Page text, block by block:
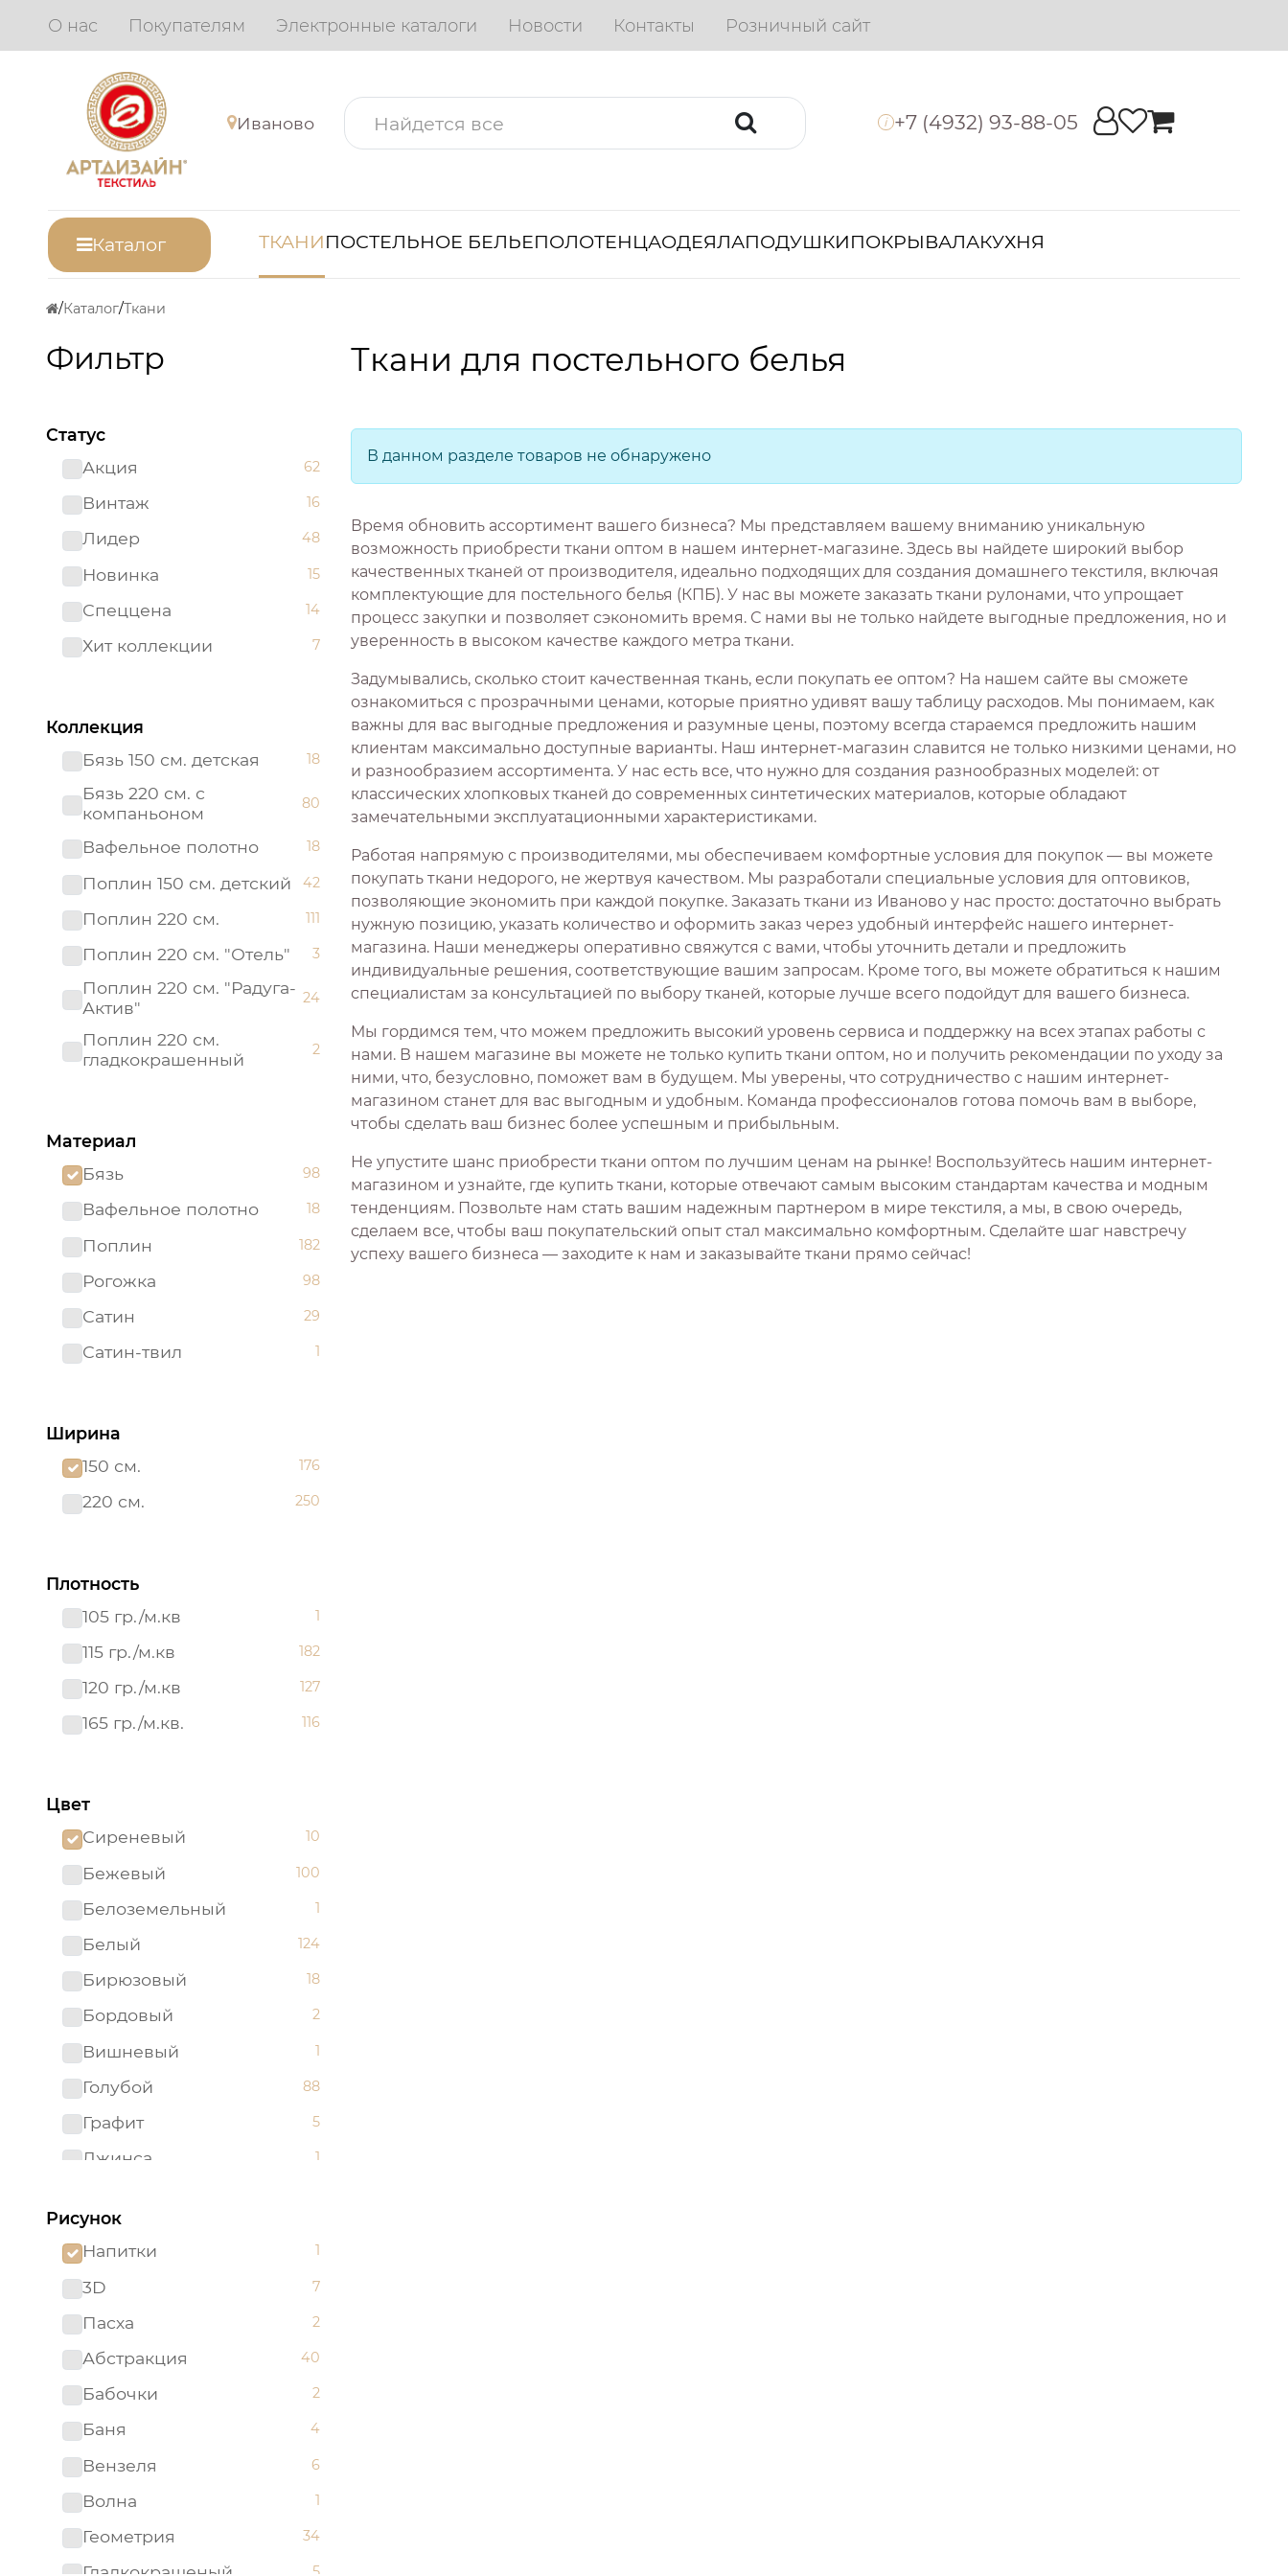
О нас Покупателям Электронные каталоги Новости Контакты Розничный сайт
Иваново i +7 (4932) 93-88-05
Каталог ТКАНИПОСТЕЛЬНОЕ БЕЛЬЕПОЛОТЕНЦАОДЕЯЛАПОДУШКИПОКРЫВАЛАКУХНЯ
Каталог Ткани
Фильтр
Статус
Акция
62
Винтаж 16
Лидер 48
Новинка 15
Спеццена 14
Хит коллекции 7
Коллекция
Бязь 150 см. детская
18
Бязь 220 см. с
компаньоном
80
Вафельное полотно 18
Поплин 150 см. детский 42
Поплин 220 см. 111
Поплин 220 см. "Отель" 3
Поплин 220 см. "Радуга-
Актив"
24
Поплин 220 см.
гладкокрашенный
2
Рогожка 150 см.
Сатин 220 см 19
Сатин 220 см.
гладкокрашенный
9
Сатин-твил 220 см 1
Материал
Бязь
98
Вафельное полотно 18
Поплин 182
Рогожка 98
Сатин 29
Сатин-твил 1
Ширина
150 см.
176
220 см. 250
Плотность
105 гр./м.кв
1
115 гр./м.кв 182
120 гр./м.кв 127
165 гр./м.кв. 116
Цвет
Сиреневый
10
Бежевый 100
Белоземельный 1
Белый 124
Бирюзовый 18
Бордовый 2
Вишневый 1
Голубой 88
Графит 5
Джинса 1
Зеленый
Золотистый
Золотой
Изумрудный
Капучино
Коричневый
Красный
Ментоловый
Мятный
Оливковый
Рисунок
Напитки
1
3D 7
Пасха 2
Абстракция 40
Бабочки 2
Баня 4
Вензеля 6
Волна 1
Геометрия 34
Гладкокрашеный 5
Ткани для постельного белья
В данном разделе товаров не обнаружено
Время обновить ассортимент вашего бизнеса? Мы представляем вашему вниманию уникальную
возможность приобрести ткани оптом в нашем интернет-магазине. Здесь вы найдете широкий выбор
качественных тканей от производителя, идеально подходящих для создания домашнего текстиля, включая
комплектующие для постельного белья (КПБ). У нас вы можете заказать ткани рулонами, что упрощает
процесс закупки и позволяет сэкономить время. С нами вы не только найдете выгодные предложения, но и
уверенность в высоком качестве каждого метра ткани.
Задумывались, сколько стоит качественная ткань, если покупать ее оптом? На нашем сайте вы сможете
ознакомиться с прозрачными ценами, которые приятно удивят вашу таблицу расходов. Мы понимаем, как
важны для вас выгодные предложения и разумные цены, поэтому всегда стараемся предложить нашим
клиентам максимально доступные варианты. Наш интернет-магазин славится не только низкими ценами, но
и разнообразием ассортимента. У нас есть все, что нужно для создания разнообразных моделей: от
классических хлопковых тканей до современных синтетических материалов, которые обладают
замечательными эксплуатационными характеристиками.
Работая напрямую с производителями, мы обеспечиваем комфортные условия для покупок — вы можете
покупать ткани недорого, не жертвуя качеством. Мы разработали специальные условия для оптовиков,
позволяющие экономить при каждой покупке. Заказать ткани из Иваново у нас просто: достаточно выбрать
нужную позицию, указать количество и оформить заказ через удобный интерфейс нашего интернет-
магазина. Наши менеджеры оперативно свяжутся с вами, чтобы уточнить детали и предложить
индивидуальные решения, соответствующие вашим запросам. Кроме того, вы можете обратиться к нашим
специалистам за консультацией по выбору тканей, которые лучше всего подойдут для вашего бизнеса.
Мы гордимся тем, что можем предложить высокий уровень сервиса и поддержку на всех этапах работы с
нами. В нашем магазине вы можете не только купить ткани оптом, но и получить рекомендации по уходу за
ними, что, безусловно, поможет вам в будущем. Мы уверены, что сотрудничество с нашим интернет-
магазином станет для вас выгодным и удобным. Команда профессионалов готова помочь вам в выборе,
чтобы сделать ваш бизнес более успешным и прибыльным.
Не упустите шанс приобрести ткани оптом по лучшим ценам на рынке! Воспользуйтесь нашим интернет-
магазином и узнайте, где купить ткани, которые отвечают самым высоким стандартам качества и модным
тенденциям. Позвольте нам стать вашим надежным партнером в мире текстиля, а мы, в свою очередь,
сделаем все, чтобы ваш покупательский опыт стал максимально комфортным. Сделайте шаг навстречу
успеху вашего бизнеса — заходите к нам и заказывайте ткани прямо сейчас!